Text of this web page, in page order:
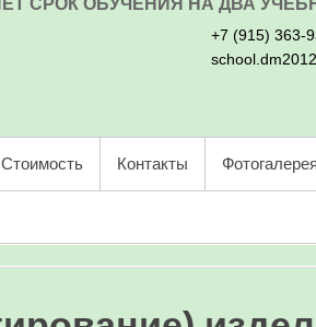
СРОК ОБУЧЕНИЯ НА ДВА
+7 (915) 363-
Стоимость Контакты Фотогалерея